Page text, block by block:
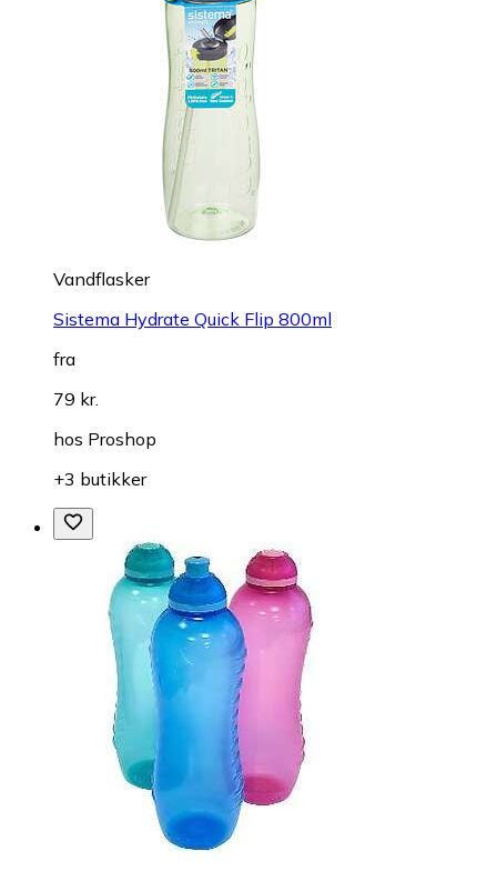
Vandflasker
Sistema Hydrate Quick Flip 800ml
fra
79 kr.
hos Proshop
+3 butikker